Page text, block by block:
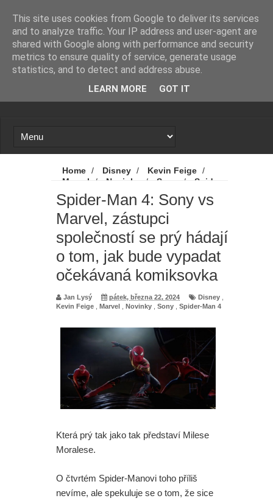
Loading...
Home / Disney / Kevin Feige /
Marvel
/ Novinky / Sony /
Spider-
Man 4
/
Spider-Man 4: Sony vs Marvel,
zástupci společností se prý hádají o tom, jak
bude vypadat očekávaná komiksovka
Spider-Man 4: Sony vs
Marvel, zástupci
společností se prý hádají
o tom, jak bude vypadat
očekávaná komiksovka
Jan Lysý pátek, března 22, 2024 Disney
Kevin Feige
Marvel Novinky Sony Spider-Man 4
Která prý tak jako tak představí Milese
Moralese.
O čtvrtém Spider-Manovi toho příliš
nevíme, ale spekuluje se o tom, že sice
This site uses cookies from Google to deliver its services
and to analyze traffic. Your IP address and user-agent are
shared with Google along with performance and security
metrics to ensure quality of service, generate usage
statistics, and to detect and address abuse.
LEARN MORE GOT IT